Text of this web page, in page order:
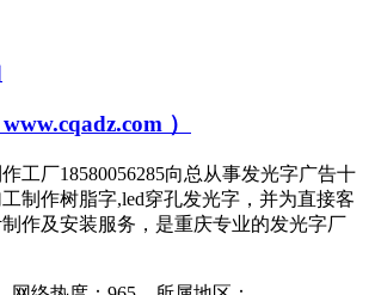
）
工厂18580056285向总从事发光字广告十
制作树脂字,led穿孔发光字，并为直接客
作及安装服务，是重庆专业的发光字厂